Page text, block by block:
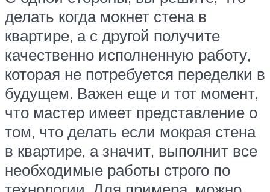
делать когда мокнет стена в
квартире, а с другой получите
качественно исполненную работу,
которая не потребуется переделки в
будущем. Важен еще и тот момент,
что мастер имеет представление о
том, что делать если мокрая стена
в квартире, а значит, выполнит все
необходимые работы строго по